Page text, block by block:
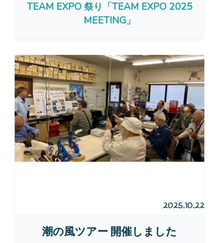
TEAM EXPO 祭り「TEAM EXPO 2025
MEETING」
2025.10.22
潮の風ツアー 開催しました